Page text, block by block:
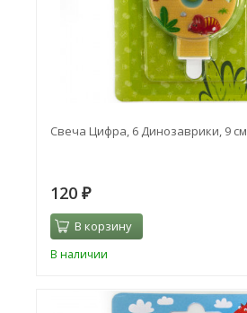
Свеча Цифра, 6 Динозаврики, 9 см
120 ₽
В корзину
В наличии